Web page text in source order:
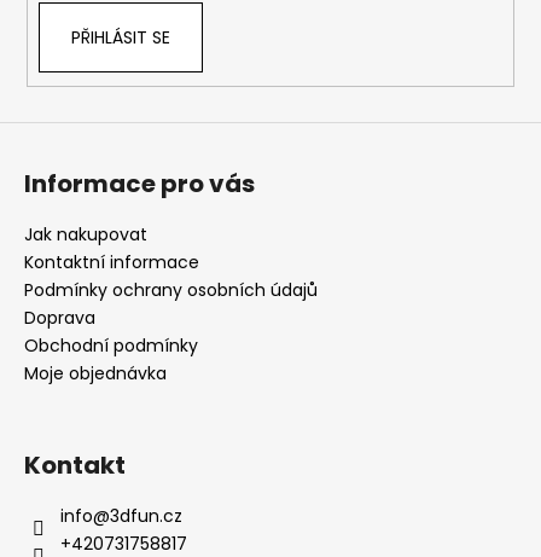
PŘIHLÁSIT SE
Informace pro vás
Jak nakupovat
Kontaktní informace
Podmínky ochrany osobních údajů
Doprava
Obchodní podmínky
Moje objednávka
Kontakt
info@3dfun.cz
+420731758817